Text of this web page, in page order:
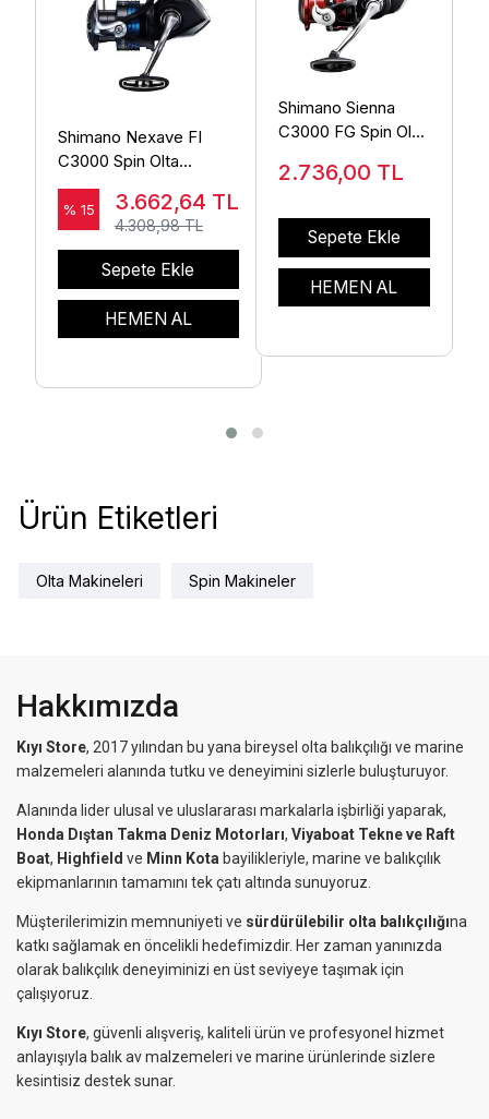
Shimano Nexave FI
C3000 Spin Olta
Makinesi
% 15 3.662,64 TL
4.308,98 TL
Sepete Ekle
HEMEN AL
Shimano Sienna
C3000 FG Spin Olta
2.736,00 TL
Sepete Ekle
HEMEN AL
Ürün Etiketleri
Olta Makineleri Spin Makineler
Hakkımızda
Kıyı Store, 2017 yılından bu yana bireysel olta balıkçılığı ve marine
malzemeleri alanında tutku ve deneyimini sizlerle buluşturuyor.
Alanında lider ulusal ve uluslararası markalarla işbirliği yaparak,
Honda Dıştan Takma Deniz Motorları, Viyaboat Tekne ve Raft
Boat, Highfield ve Minn Kota bayilikleriyle, marine ve balıkçılık
ekipmanlarının tamamını tek çatı altında sunuyoruz.
Müşterilerimizin memnuniyeti ve sürdürülebilir olta balıkçılığına
katkı sağlamak en öncelikli hedefimizdir. Her zaman yanınızda
olarak balıkçılık deneyiminizi en üst seviyeye taşımak için
çalışıyoruz.
Kıyı Store, güvenli alışveriş, kaliteli ürün ve profesyonel hizmet
anlayışıyla balık av malzemeleri ve marine ürünlerinde sizlere
kesintisiz destek sunar.